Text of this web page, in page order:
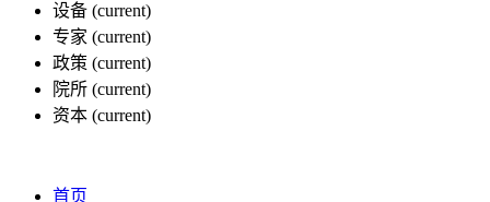
设备 (current)
专家 (current)
政策 (current)
院所 (current)
资本 (current)
首页